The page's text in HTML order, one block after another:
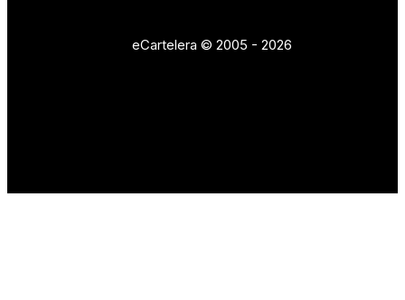
eCartelera © 2005 - 2026